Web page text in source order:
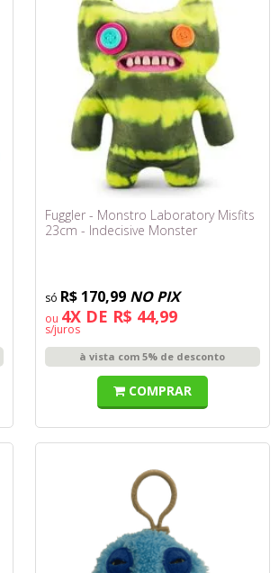
Fuggler - Monstro Laboratory Misfits
23cm - Indecisive Monster
R$ 170,99 NO PIX
ou 4X DE R$ 44,99
s/juros
à vista com 5% de desconto
COMPRAR